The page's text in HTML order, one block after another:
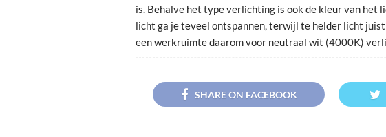
is. Behalve het type verlichting is ook de kleur van het
licht ga je teveel ontspannen, terwijl te helder licht
een werkruimte daarom voor neutraal wit (4000K)
SHARE ON FACEBOOK